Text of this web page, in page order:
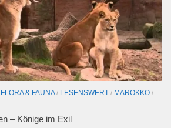
FLORA & FAUNA/ LESENSWERT / MAROKKO /
– Könige im Exil